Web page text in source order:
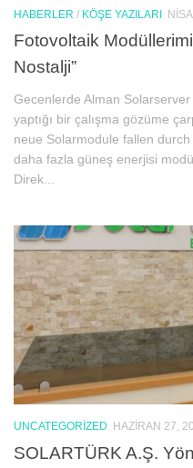
HABERLER / KÖŞE YAZILARI
Fotovoltaik
Nostalji”
Gecenlerde Alman
yaptığı bir çalışma gözüme
neue Solarmodule fallen
daha fazla güneş enerjisi
Direk...
UNCATEGORIZED HAZIRAN 27,
SOLARTÜRK A.Ş.